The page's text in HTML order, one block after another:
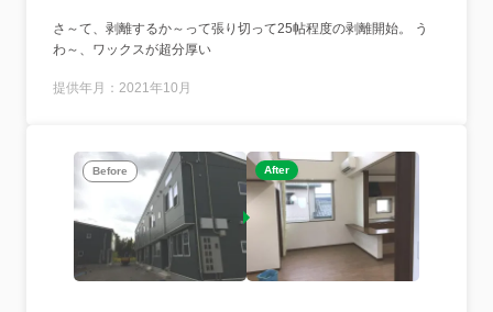
さ～て、剥離するか～って張り切って25帖程度の剥離開始。 う
わ～、ワックスが超分厚い
提供年月：2021年10月
Before After